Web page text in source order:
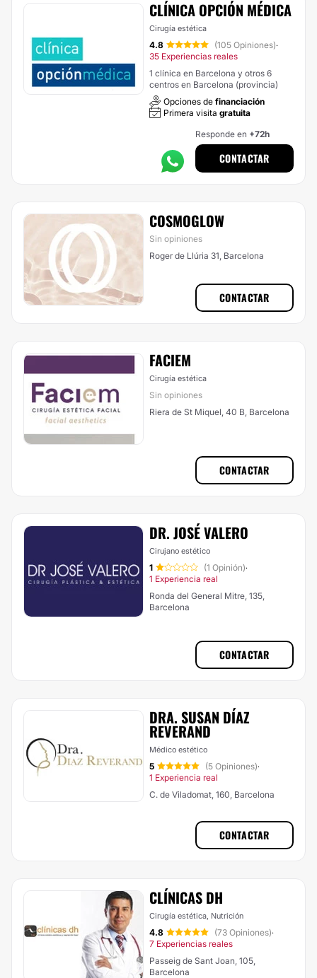
CLÍNICA OPCIÓN MÉDICA
Cirugía estética
4.8 (105 Opiniones)·
35 Experiencias reales
1 clínica en Barcelona y otros 6
centros en Barcelona (provincia)
Opciones de financiación
Primera visita gratuita
Responde en +72h
CONTACTAR
COSMOGLOW
Sin opiniones
Roger de Llúria 31, Barcelona
CONTACTAR
FACIEM
Cirugía estética
Sin opiniones
Riera de St Miquel, 40 B, Barcelona
CONTACTAR
DR. JOSÉ VALERO
Cirujano estético
1 (1 Opinión)·
1 Experiencia real
Ronda del General Mitre, 135,
Barcelona
CONTACTAR
DRA. SUSAN DÍAZ
REVERAND
Médico estético
5 (5 Opiniones)·
1 Experiencia real
C. de Viladomat, 160, Barcelona
CONTACTAR
CLÍNICAS DH
Cirugía estética, Nutrición
4.8 (73 Opiniones)·
7 Experiencias reales
Passeig de Sant Joan, 105,
Barcelona